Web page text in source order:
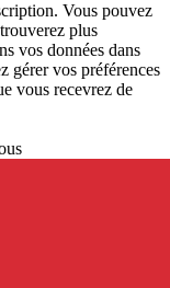
Vous pouvez
plus
vos données dans
gérer vos préférences
vous recevrez de